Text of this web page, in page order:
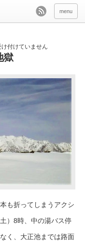
menu
付けていません
獄
も折ってしまうアクシ
）8時、中の湯バス停
く、大正池までは路面